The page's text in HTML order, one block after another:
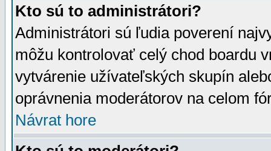
Kto sú to administrátori?
Administrátori sú ľudia poverení
môžu kontrolovať celý chod boardu
vytvárenie užívateľských skupín
oprávnenia moderátorov na celom
Návrat hore